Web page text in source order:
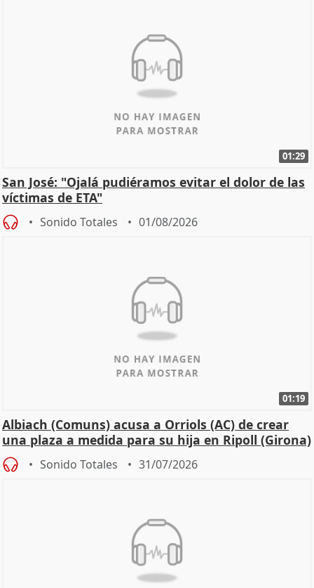
01:29
San José: "Ojalá pudiéramos evitar el dolor de las
víctimas de ETA"
Sonido Totales 01/08/2026
01:19
Albiach (Comuns) acusa a Orriols (AC) de crear
una plaza a medida para su hija en Ripoll (Girona)
Sonido Totales 31/07/2026